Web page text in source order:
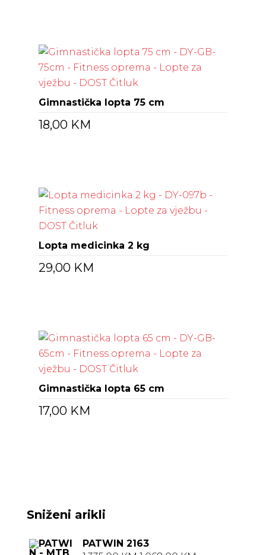
Gimnastička lopta 75 cm
18,00 KM
Lopta medicinka 2 kg
29,00 KM
Gimnastička lopta 65 cm
17,00 KM
Sniženi arikli
PATWIN 2163